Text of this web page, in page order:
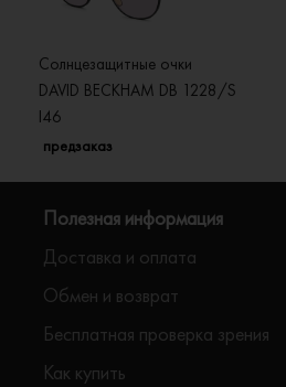
Солнцезащитные очки
DAVID BECKHAM DB 1228/S
I46
предзаказ
Полезная информация
Доставка и оплата
Обмен и возврат
Бесплатная проверка зрения
Как купить